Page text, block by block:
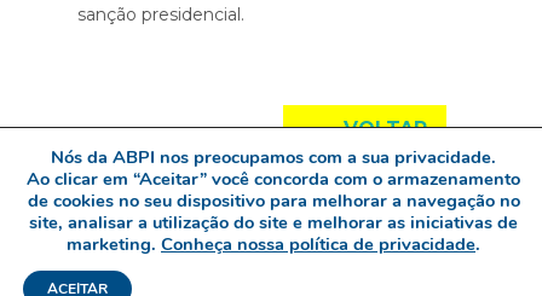
sanção presidencial.
← VOLTAR
Esta Newsletter é desenvolvida pela ABPI e direcionada
a todos os seus associados.
Nós da ABPI nos preocupamos com a sua privacidade.
Ao clicar em “Aceitar” você concorda com o armazenamento
de cookies no seu dispositivo para melhorar a navegação no
site, analisar a utilização do site e melhorar as iniciativas de
marketing. Conheça nossa política de privacidade.
ACEITAR